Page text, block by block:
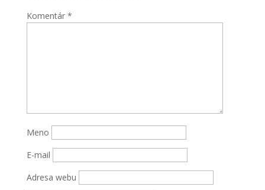
Komentár *
Meno
E-mail
Adresa webu